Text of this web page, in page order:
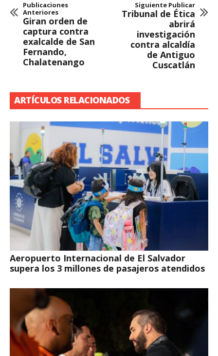
Publicaciones
Anteriores
Giran orden de
captura contra
exalcalde de San
Fernando,
Chalatenango
Siguiente Publicar
Tribunal de Ética
abrirá
investigación
contra alcaldía
de Antiguo
Cuscatlán
ARTÍCULOS RELACIONADOS
Aeropuerto Internacional de El Salvador
supera los 3 millones de pasajeros atendidos